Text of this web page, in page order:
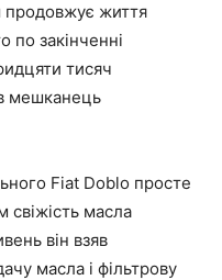
продовжує життя
по закінченні
тисяч
мешканець
Fiat Doblo просте
масла
він взяв
масла і фільтрову